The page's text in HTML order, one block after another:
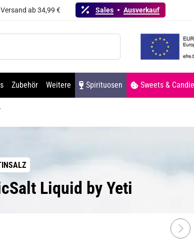
ab 34,99 € Sales Ausverkauf
Zubehör Weitere Spirituosen Sweets &
Yeti
Liquid by Yeti